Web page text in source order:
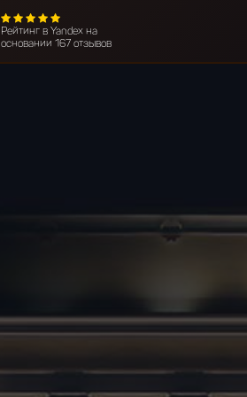
Рейтинг в Yandex на
основании 167 отзывов